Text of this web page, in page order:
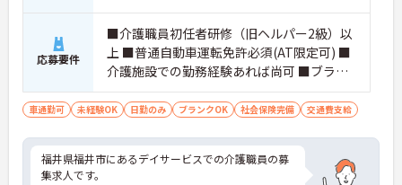
ネジャーやセンター長といったマネジメント職への
道が開かれています。
・勤務時間内での資格取得支援制度やOJTが整備さ
ートします。
【日々の貢献をダイレクトに評価する「特別報酬」
やワークライフバランスの充実】
・施設運営への尽力やチームワークは、賞与とは別
応募要件
■介護職員初任者研修（旧ヘルパー2級）以
上 ■普通自動車運転免許必須(AT限定可) ■
介護施設での勤務経験あれば尚可 ■ブラン
クOK
車通勤可 未経験OK 日勤のみ ブランクOK 社会保険完備 交通費支給
福井県福井市にあるデイサービスでの介護職員の募
集求人です。